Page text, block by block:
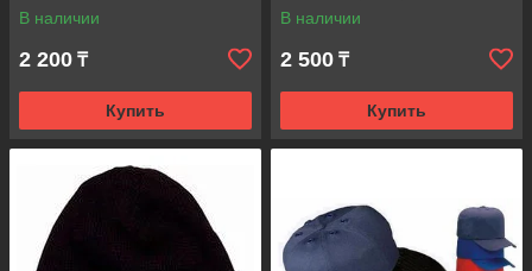
В наличии
2 200 ₸
Купить
В наличии
2 500 ₸
Купить